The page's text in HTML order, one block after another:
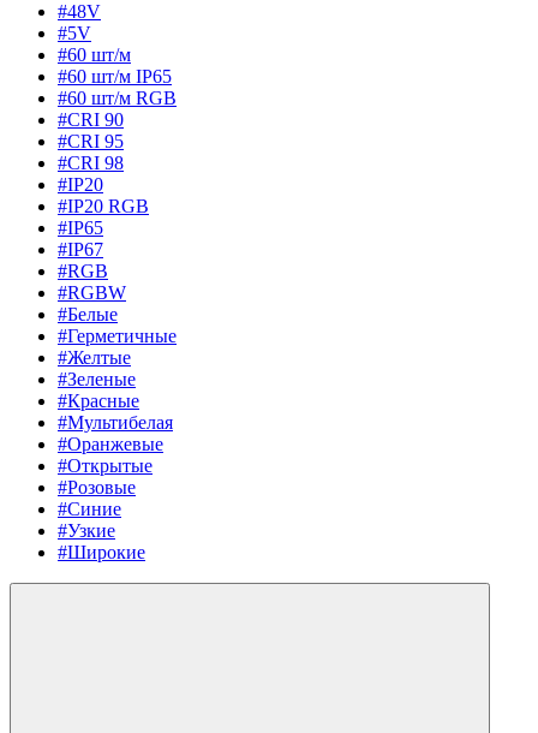
#48V
#5V
#60 шт/м
#60 шт/м IP65
#60 шт/м RGB
#CRI 90
#CRI 95
#CRI 98
#IP20
#IP20 RGB
#IP65
#IP67
#RGB
#RGBW
#Белые
#Герметичные
#Желтые
#Зеленые
#Красные
#Мультибелая
#Оранжевые
#Открытые
#Розовые
#Синие
#Узкие
#Широкие